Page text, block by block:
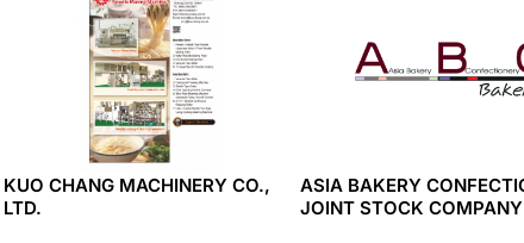
KUO CHANG MACHINERY CO.,
LTD.
ASIA BAKERY
JOINT STOCK COMPANY